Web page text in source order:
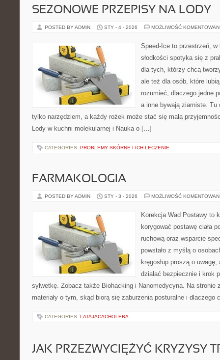
SEZONOWE PRZEPISY NA LODY
POSTED BY ADMIN STY - 4 - 2026 MOŻLIWOŚĆ
Speed-Ice to przestrzeń, w
słodkości spotyka się z
dla tych, którzy chcą
ale też dla osób, które
rozumieć, dlaczego jedne
a inne bywają ziarniste. Tu
tylko narzędziem, a każdy rożek może stać się małą
Lody w kuchni molekularnej i Nauka o […]
CATEGORIES: PROBLEMY SKÓRNE I ICH LECZENIE
FARMAKOLOGIA
POSTED BY ADMIN STY - 3 - 2026 MOŻLIWOŚĆ
Korekcja Wad Postawy to
korygować postawę ciała
ruchową oraz wsparcie
powstało z myślą o
kręgosłup proszą o
działać bezpiecznie i krok
sylwetkę. Zobacz także Biohacking i Nanomedycyna. Na stronie
materiały o tym, skąd biorą się zaburzenia posturalne i
CATEGORIES: LATAJACACHOLERA
JAK PRZEZWYCIĘŻYĆ KRYZYSY